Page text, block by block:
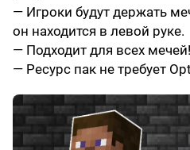
— Игроки будут держать
он находится в левой руке.
— Подходит для всех мечей!
— Ресурс пак не требует